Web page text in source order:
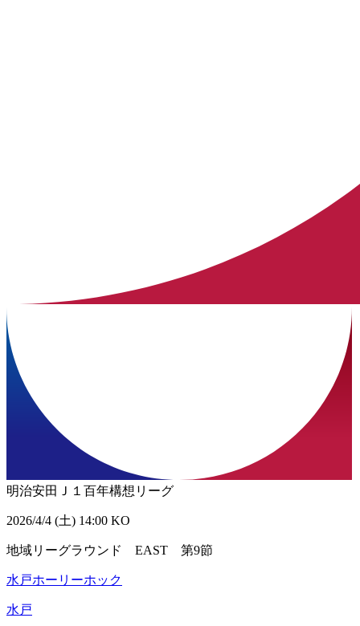
明治安田Ｊ１百年構想リーグ
2026/4/4 (土) 14:00 KO
地域リーグラウンド EAST 第9節
水戸ホーリーホック
水戸